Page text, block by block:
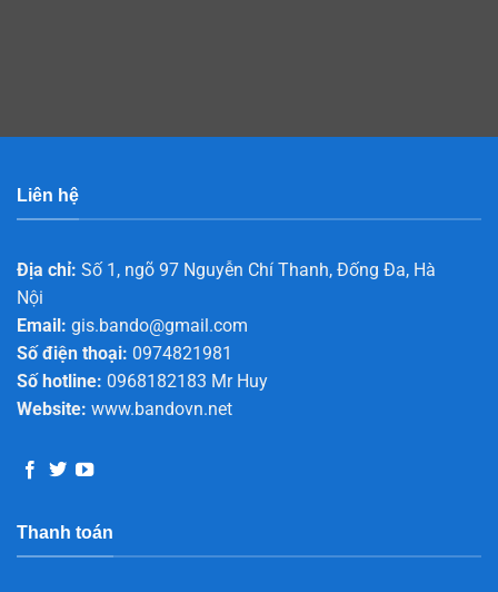
Liên hệ
Địa chỉ: Số 1, ngõ 97 Nguyễn Chí Thanh, Đống Đa, Hà
Nội
Email: gis.bando@gmail.com
Số điện thoại: 0974821981
Số hotline: 0968182183 Mr Huy
Website: www.bandovn.net
Thanh toán